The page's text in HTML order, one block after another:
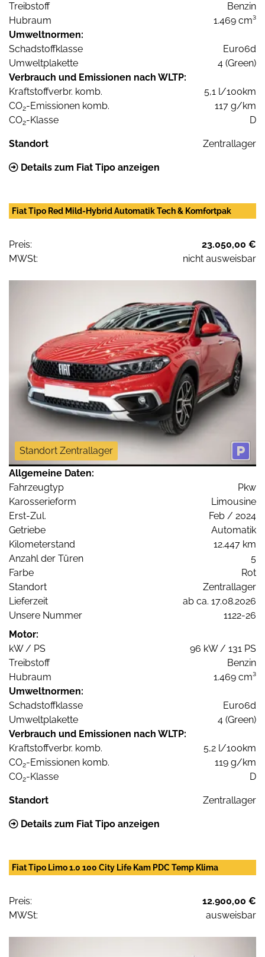
Treibstoff
Benzin
Hubraum
1.469 cm³
Umweltnormen:
Schadstoffklasse
Euro6d
Umweltplakette
4 (Green)
Verbrauch und Emissionen nach WLTP:
Kraftstoffverbr. komb.
5,1 l/100km
CO2-Emissionen komb.
117 g/km
CO2-Klasse D
Standort Zentrallager
Details zum Fiat Tipo anzeigen
Fiat Tipo Red Mild-Hybrid Automatik Tech & Komfortpak
Preis:
23.050,00 €
MWSt:
nicht ausweisbar
Standort Zentrallager
Allgemeine Daten:
Fahrzeugtyp
Pkw
Karosserieform
Limousine
Erst-Zul.
Feb / 2024
Getriebe
Automatik
Kilometerstand
12.447 km
Anzahl der Türen
5
Farbe
Rot
Standort
Zentrallager
Lieferzeit
ab ca. 17.08.2026
Unsere Nummer
1122-26
Motor:
kW / PS
96 kW / 131 PS
Treibstoff
Benzin
Hubraum
1.469 cm³
Umweltnormen:
Schadstoffklasse
Euro6d
Umweltplakette
4 (Green)
Verbrauch und Emissionen nach WLTP:
Kraftstoffverbr. komb.
5,2 l/100km
CO2-Emissionen komb.
119 g/km
CO2-Klasse D
Standort Zentrallager
Details zum Fiat Tipo anzeigen
Fiat Tipo Limo 1.0 100 City Life Kam PDC Temp Klima
Preis:
12.900,00 €
MWSt:
ausweisbar